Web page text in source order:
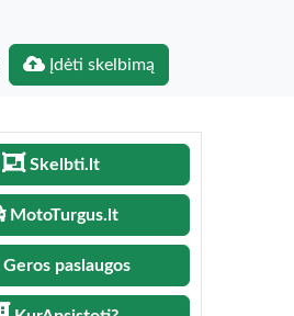
Įdėti skelbimą
Skelbti.lt
MotoTurgus.lt
Geros paslaugos